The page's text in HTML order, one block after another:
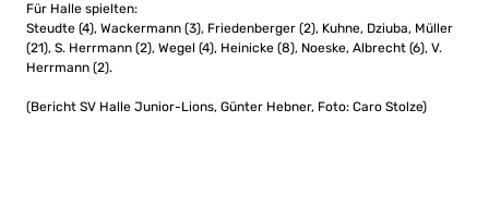
Für Halle spielten:
Steudte (4), Wackermann (3), Friedenberger (2), Kuhne, Dziuba, Müller
(21), S. Herrmann (2), Wegel (4), Heinicke (8), Noeske, Albrecht (6), V.
Herrmann (2).
(Bericht SV Halle Junior-Lions, Günter Hebner, Foto: Caro Stolze)